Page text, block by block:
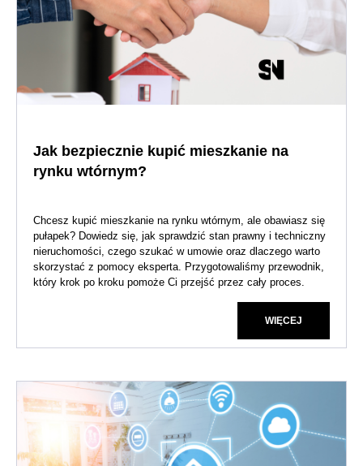
Jak bezpiecznie kupić mieszkanie na
rynku wtórnym?
Chcesz kupić mieszkanie na rynku wtórnym, ale obawiasz się
pułapek? Dowiedz się, jak sprawdzić stan prawny i techniczny
nieruchomości, czego szukać w umowie oraz dlaczego warto
skorzystać z pomocy eksperta. Przygotowaliśmy przewodnik,
który krok po kroku pomoże Ci przejść przez cały proces.
WIĘCEJ